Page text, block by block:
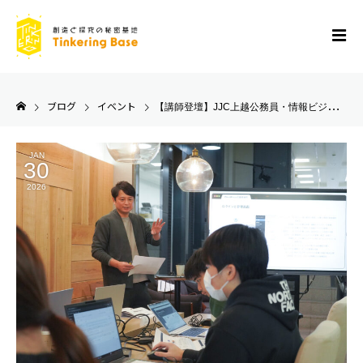
ブログ イベント 【講師登壇】JJC上越公務員・情報ビジネス専門学校にて、代表の瀧澤が「実践的Webマーケティング・デザイン」の集中講義を担当しました。
JAN
30
2026